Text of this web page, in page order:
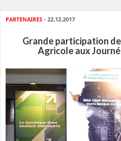
PARTENAIRES - 22.12.2017
Grande participation
Agricole aux